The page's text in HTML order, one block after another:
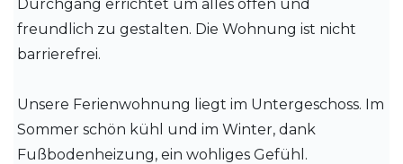
Durchgang errichtet um alles offen und
freundlich zu gestalten. Die Wohnung ist nicht
barrierefrei.
Unsere Ferienwohnung liegt im Untergeschoss. Im
Sommer schön kühl und im Winter, dank
Fußbodenheizung, ein wohliges Gefühl.